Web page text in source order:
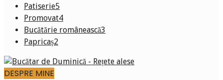
Patiserie5
Promovat4
Bucătărie românească3
Papricaș2
DESPRE MINE